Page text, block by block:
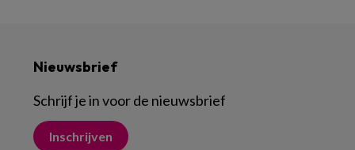
Nieuwsbrief
Schrijf je in voor de nieuwsbrief
Inschrijven